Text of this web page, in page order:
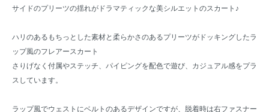
サイドのプリーツの揺れがドラマティックな美シルエットのスカート♪
ハリのあるもちっとした素材と柔らかさのあるプリーツがドッキングしたラ
ップ風のフレアースカート
さりげなく付属やステッチ、パイピングを配色で遊び、カジュアル感をプラ
スしています。
ラップ風でウェストにベルトのあるデザインですが、脱着時は右ファスナー